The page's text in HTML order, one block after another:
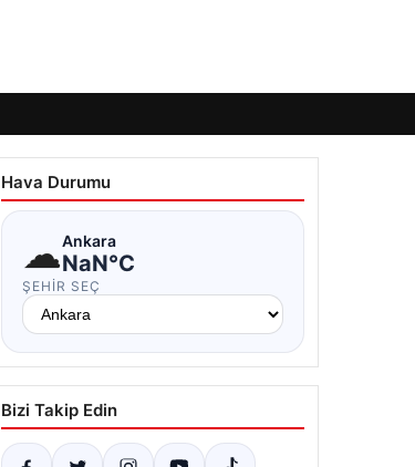
Hava Durumu
☁Ankara
NaN°C
ŞEHIR SEÇ
Bizi Takip Edin